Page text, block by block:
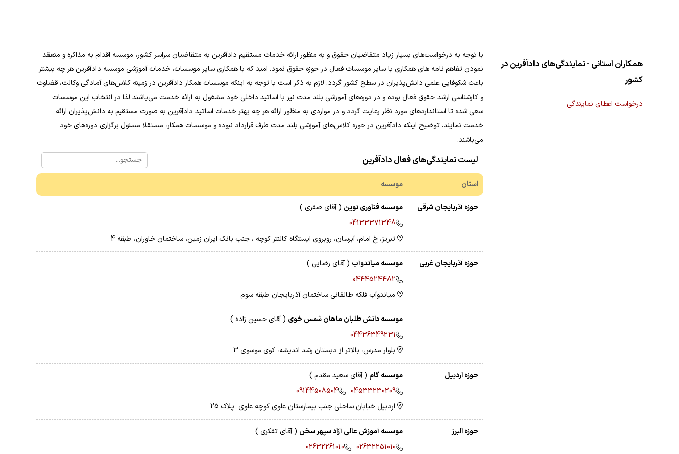
همکاران استانی - نمایندگی‌های دادآفرین در
کشور
درخواست اعطای نمایندگی
با توجه به درخواست‌های بسیار زیاد متقاضیان حقوق و به منظور ارائه خدمات مستقیم دادآفرین به متقاضیان سراسر کشور، موسسه اقدام به مذاکره و منعقد
نمودن تفاهم نامه های همکاری با سایر موسسات فعال در حوزه حقوق نمود. امید که با همکاری سایر موسسات، خدمات آموزشی موسسه دادآفرین هر چه بیشتر
باعث شکوفایی علمی دانش‌پذیران در سطح کشور گردد. لازم به ذکر است با توجه به اینکه موسسات همکار دادآفرین در زمینه کلاس‌های آمادگی وکالت، قضاوت
و کارشناسی ارشد حقوق فعال بوده و در دوره‌های آموزشی بلند مدت نیز با اساتید داخلی خود مشغول به ارائه خدمت می‌باشند لذا در انتخاب این موسسات
سعی شده تا استانداردهای مورد نظر رعایت گردد و در مواردی به منظور ارائه هر چه بهتر خدمات اساتید دادآفرین به صورت مستقیم به دانش‌پذیران ارائه
خدمت نمایند، توضیح اینکه دادآفرین در حوزه کلاس‌های آموزشی بلند مدت طرف قرارداد نبوده و موسسات همکار، مستقلا مسئول برگزاری دوره‌های خود
می‌باشند.
لیست نمایندگی‌های فعال دادآفرین
استان موسسه
حوزه آذربایجان شرقی موسسه فناوری نوین ( آقای صفری )
04133371348
تبریز، خ امام، آبرسان، روبروی ایستگاه کالنتر کوچه ، جنب بانک ایران زمین، ساختمان خاوران، طبقه 4
حوزه آذربایجان غربی موسسه میاندوآب ( آقای رضایی )
0444524482
میاندوآب فلکه طالقانی ساختمان آذربایجان طبقه سوم
موسسه دانش طلبان ماهان شمس خوی ( آقای حسین زاده )
04436349231
بلوار مدرس، بالاتر از دبستان رشد اندیشه، کوی موسوی 3
حوزه اردبیل موسسه گام ( آقای سعید مقدم )
04533230209
09144508504
اردبیل خیابان ساحلی جنب بیمارستان علوی کوچه علوی پلاک 25
حوزه البرز موسسه آموزش عالی آزاد سپهر سخن ( آقای تفکری )
02632251010
02632261010